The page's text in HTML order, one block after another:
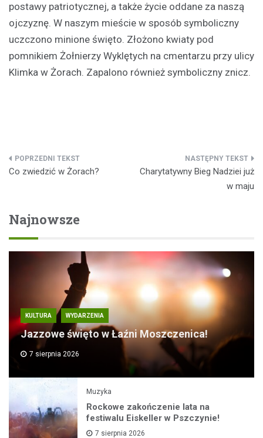
postawy patriotycznej, a także życie oddane za naszą
ojczyznę. W naszym mieście w sposób symboliczny
uczczono minione święto. Złożono kwiaty pod
pomnikiem Żołnierzy Wyklętych na cmentarzu przy ulicy
Klimka w Żorach. Zapalono również symboliczny znicz.
Nawigacja
Co zwiedzić w Żorach?
Charytatywny Bieg Nadziei już
w maju
Najnowsze
KULTURA WYDARZENIA
Jazzowe święto w Łaźni Moszczenica!
7 sierpnia 2026
Muzyka
Rockowe zakończenie lata na
festiwalu Eiskeller w Pszczynie!
7 sierpnia 2026